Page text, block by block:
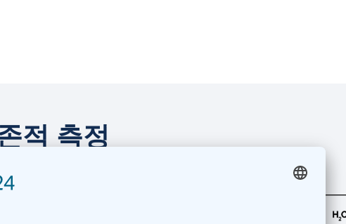
적 측정
치기 때문에